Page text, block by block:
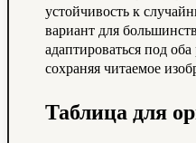
устойчивость к
вариант для
адаптироваться под
сохраняя читаемое
Таблица для